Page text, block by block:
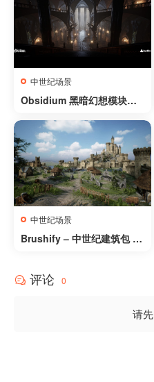
中世纪场景
Obsidium 黑暗幻想模块化
sy Modular Pack
中世纪场景
Brushify – 中世纪建筑包 –
评论 0
请先